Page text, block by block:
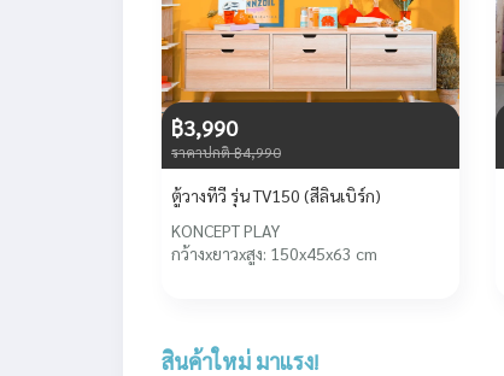
฿3,990
ราคาปกติ ฿4,990
ตู้วางทีวี รุ่น TV150 (สีลินเบิร์ก)
KONCEPT PLAY
กว้างxยาวxสูง: 150x45x63 cm
สินค้าใหม่ มาแรง!